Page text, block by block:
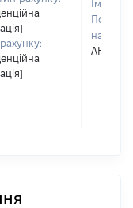
Ім'я:
По